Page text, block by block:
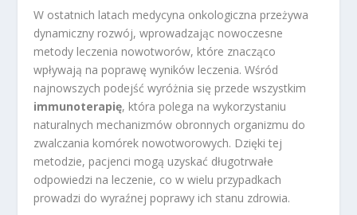
W ostatnich latach medycyna onkologiczna przeżywa
dynamiczny rozwój, wprowadzając nowoczesne
metody leczenia nowotworów, które znacząco
wpływają na poprawę wyników leczenia. Wśród
najnowszych podejść wyróżnia się przede wszystkim
immunoterapię, która polega na wykorzystaniu
naturalnych mechanizmów obronnych organizmu do
zwalczania komórek nowotworowych. Dzięki tej
metodzie, pacjenci mogą uzyskać długotrwałe
odpowiedzi na leczenie, co w wielu przypadkach
prowadzi do wyraźnej poprawy ich stanu zdrowia.